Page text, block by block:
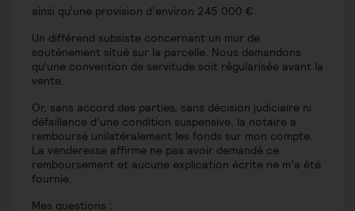
ainsi qu’une provision d’environ 245 000 €.
Un différend subsiste concernant un mur de
soutènement situé sur la parcelle. Nous demandons
qu’une convention de servitude soit régularisée avant la
vente.
Or, sans accord des parties, sans décision judiciaire ni
défaillance d’une condition suspensive, la notaire a
remboursé unilatéralement les fonds sur mon compte.
La venderesse affirme ne pas avoir demandé ce
remboursement et aucune explication écrite ne m’a été
fournie.
Mes questions :